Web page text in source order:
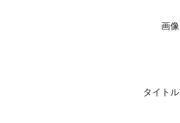
画像
タイトル